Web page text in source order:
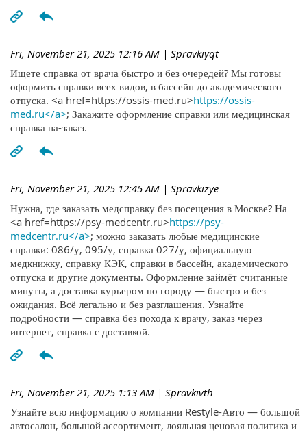
Fri, November 21, 2025 12:16 AM | Spravkiyqt
Ищете справка от врача быстро и без очередей? Мы готовы
оформить справки всех видов, в бассейн до академического
отпуска. <a href=https://ossis-med.ru>https://ossis-
med.ru</a>; Закажите оформление справки или медицинская
справка на-заказ.
Fri, November 21, 2025 12:45 AM | Spravkizye
Нужна, где заказать медсправку без посещения в Москве? На
<a href=https://psy-medcentr.ru>https://psy-
medcentr.ru</a>; можно заказать любые медицинские
справки: 086/у, 095/у, справка 027/у, официальную
медкнижку, справку КЭК, справки в бассейн, академического
отпуска и другие документы. Оформление займёт считанные
минуты, а доставка курьером по городу — быстро и без
ожидания. Всё легально и без разглашения. Узнайте
подробности — справка без похода к врачу, заказ через
интернет, справка с доставкой.
Fri, November 21, 2025 1:13 AM | Spravkivth
Узнайте всю информацию о компании Restyle-Авто — большой
автосалон, большой ассортимент, лояльная ценовая политика и